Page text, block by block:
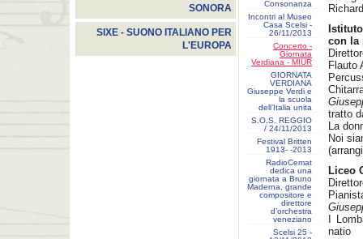
SONORA
SIXE - SUONO ITALIANO PER
L'EUROPA
Consonanza
Incontri al Museo
Casa Scelsi -
26/11/2013
Concerto -
Giornata
Verdiana - MIUR
GIORNATA
VERDIANA
Giuseppe Verdi e
la scuola
dell’Italia unita
S.O.S. REGGIO
/ 24/11/2013
Festival Britten
1913- ‐2013
RadioCemat
dedica una
giornata a Bruno
Maderna, grande
compositore e
direttore
d’orchestra
veneziano
Scelsi 25 -
con la
Flauto
tratto
La
Noi
Liceo
I
natio